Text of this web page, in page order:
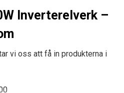
Inverterelverk –
vi oss att få in produkterna i